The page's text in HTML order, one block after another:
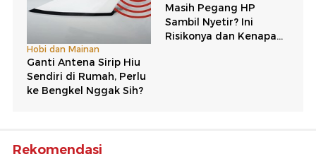
Rekomendasi